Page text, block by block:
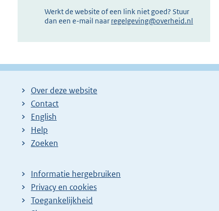
Werkt de website of een link niet goed? Stuur
dan een e-mail naar regelgeving@overheid.nl
Over deze website
Contact
English
Help
Zoeken
Informatie hergebruiken
Privacy en cookies
Toegankelijkheid